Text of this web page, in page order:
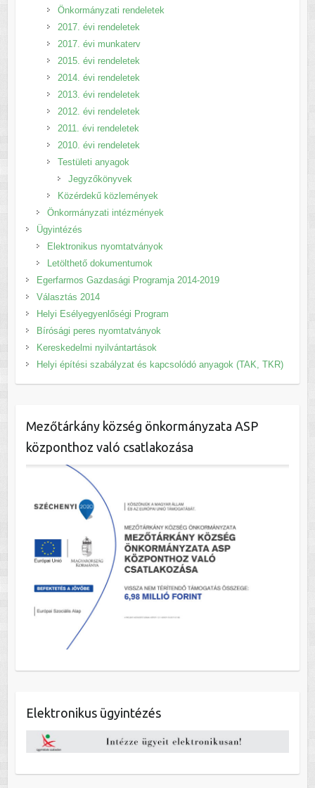
Önkormányzati rendeletek
2017. évi rendeletek
2017. évi munkaterv
2015. évi rendeletek
2014. évi rendeletek
2013. évi rendeletek
2012. évi rendeletek
2011. évi rendeletek
2010. évi rendeletek
Testületi anyagok
Jegyzőkönyvek
Közérdekű közlemények
Önkormányzati intézmények
Ügyintézés
Elektronikus nyomtatványok
Letölthető dokumentumok
Egerfarmos Gazdasági Programja 2014-2019
Választás 2014
Helyi Esélyegyenlőségi Program
Bírósági peres nyomtatványok
Kereskedelmi nyilvántartások
Helyi építési szabályzat és kapcsolódó anyagok (TAK, TKR)
Mezőtárkány község önkormányzata ASP
központhoz való csatlakozása
Elektronikus ügyintézés